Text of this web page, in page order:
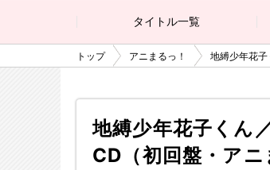
タイトル一覧
トップ アニまるっ！ 地縛少年花
地縛少年花子くん
CD（初回盤・アニ